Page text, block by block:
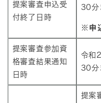
提案審査申込受
付終了日時
30分
※申
提案審査参加資
格審査結果通知
日時
令和
30分
提案